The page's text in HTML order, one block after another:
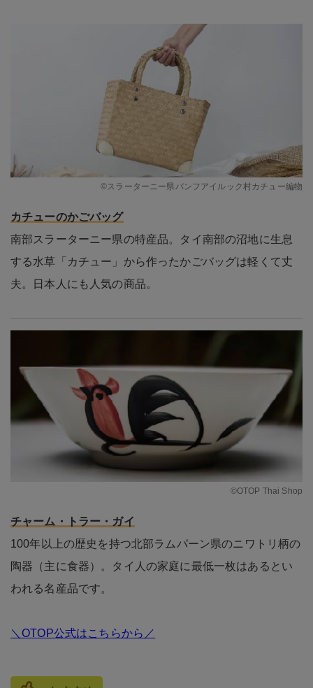
©スラーターニー県バンフアイルック村カチュー編物
カチューのかごバッグ
南部スラーターニー県の特産品。タイ南部の沼地に生息
する水草「カチュー」から作ったかごバッグは軽くて丈
夫。日本人にも人気の商品。
©OTOP Thai Shop
チャーム・トラー・ガイ
100年以上の歴史を持つ北部ラムパーン県のニワトリ柄の
陶器（主に食器）。タイ人の家庭に最低一枚はあるとい
われる名産品です。
＼OTOP公式はこちらから／